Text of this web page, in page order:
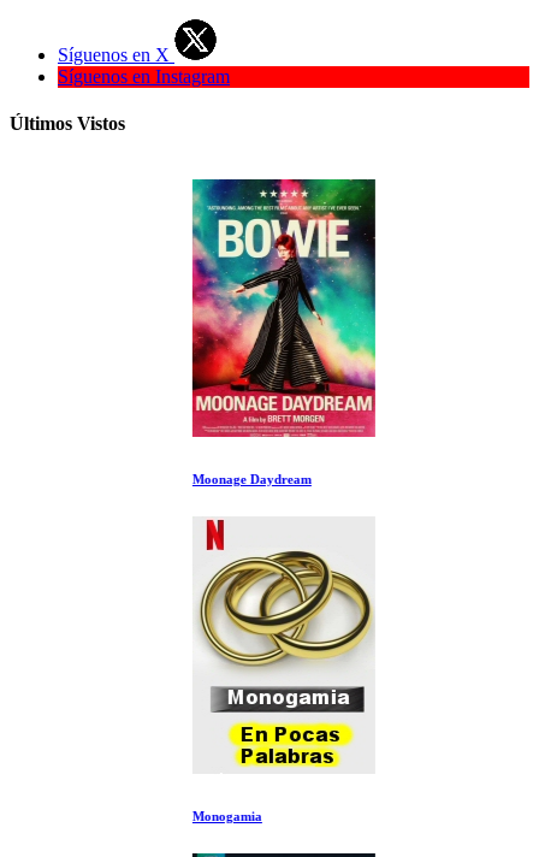
Síguenos en X
Síguenos en Instagram
Últimos Vistos